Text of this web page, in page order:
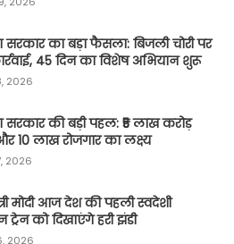
सरकार का बड़ा फैसला: बिजली चोरी पर
45 दिन का विशेष अभियान शुरू
2026
सरकार की बड़ी पहल: ₹5 लाख करोड़
10 लाख रोजगार का लक्ष्य
2026
मोदी आज देश की पहली स्वदेशी
ट्रेन को दिखाएंगे हरी झंडी
2026